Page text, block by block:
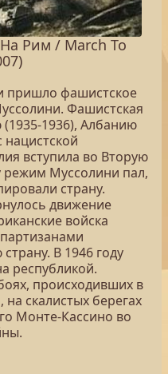
Рим / March To
пришло фашистское
Фашистская
1936), Албанию
вступила во Вторую
режим Муссолини пал,
страну.
движение
войска
В 1946 году
республикой.
происходивших в
скалистых берегах
Монте-Кассино во